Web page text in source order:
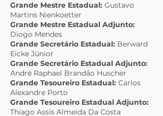
Grande Mestre Estadual: Gustavo
Martins Nienkoetter
Grande Mestre Estadual Adjunto:
Diogo Mendes
Grande Secretário Estadual: Berward
Eicke Júnior
Grande Secretário Estadual Adjunto:
André Raphael Brandão Huscher
Grande Tesoureiro Estadual: Carlos
Alexandre Porto
Grande Tesoureiro Estadual Adjunto:
Thiago Assis Almeida Da Costa